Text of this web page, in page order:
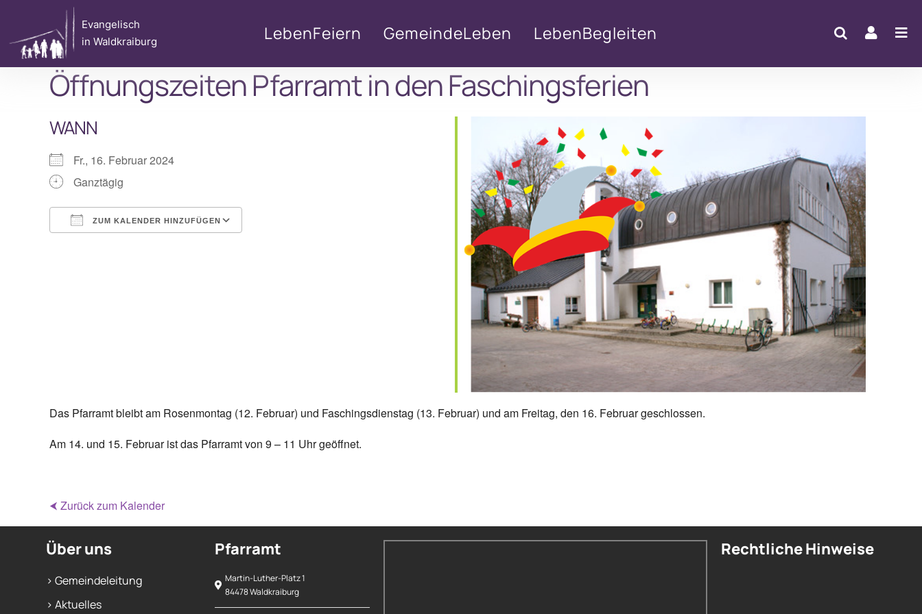
springen
Evangelisch
in Waldkraiburg
LebenFeiern GemeindeLeben LebenBegleiten
Öffnungszeiten Pfarramt in den Faschingsferien
WANN
Fr., 16. Februar 2024
Ganztägig
ZUM KALENDER HINZUFÜGEN
iCalendar Office 365 Outlook Live
Das Pfarramt bleibt am Rosenmontag (12. Februar) und Faschingsdienstag (13. Februar) und am Freitag, den 16. Februar geschlossen.
Am 14. und 15. Februar ist das Pfarramt von 9 – 11 Uhr geöffnet.
⮜ Zurück zum Kalender
Über uns
> Gemeindeleitung
> Aktuelles
Pfarramt
Martin-Luther-Platz 1
84478 Waldkraiburg
Rechtliche Hinweise